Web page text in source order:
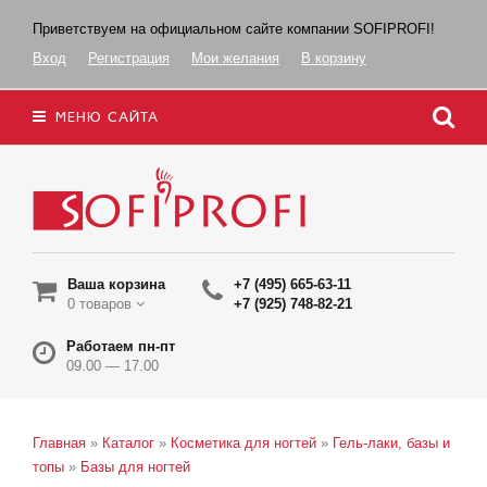
Приветствуем на официальном сайте компании SOFIPROFI!
Вход
Регистрация Мои желания В корзину
МЕНЮ САЙТА
Ваша корзина
0 товаров
+7 (495) 665-63-11
+7 (925) 748-82-21
Работаем пн-пт
09.00 — 17.00
Главная » Каталог » Косметика для ногтей » Гель-лаки, базы и
топы » Базы для ногтей